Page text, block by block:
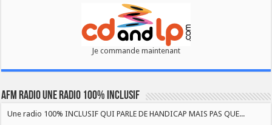
Je commande maintenant
AFM RADIO UNE RADIO 100% INCLUSIF
Une radio 100% INCLUSIF QUI PARLE DE HANDICAP MAIS PAS QUE...